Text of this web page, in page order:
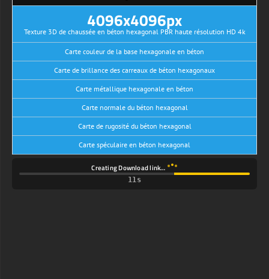
4096x4096px
Texture 3D de chaussée en béton hexagonal PBR haute résolution HD 4k
Carte couleur de la base hexagonale en béton
Carte de brillance des carreaux de béton hexagonaux
Carte métallique hexagonale en béton
Carte normale du béton hexagonal
Carte de rugosité du béton hexagonal
Carte spéculaire en béton hexagonal
Creating Download link…